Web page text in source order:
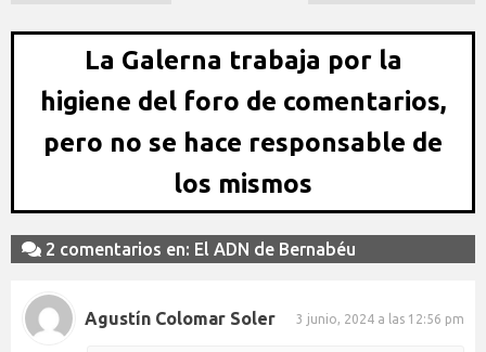
La Galerna trabaja por la
higiene del foro de comentarios,
pero no se hace responsable de
los mismos
2 comentarios en: El ADN de Bernabéu
Agustín Colomar Soler 3 junio, 2024 a las 12:56 pm